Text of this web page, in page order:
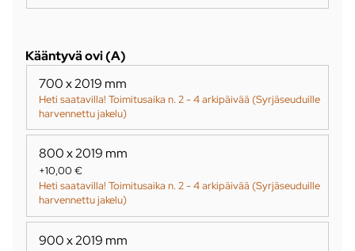
Kääntyvä ovi (A)
700 x 2019 mm
Heti saatavilla! Toimitusaika n. 2 - 4 arkipäivää (Syrjäseuduille
harvennettu jakelu)
800 x 2019 mm
+10,00 €
Heti saatavilla! Toimitusaika n. 2 - 4 arkipäivää (Syrjäseuduille
harvennettu jakelu)
900 x 2019 mm